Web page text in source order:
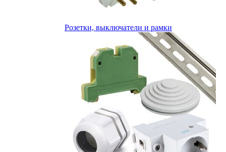
Розетки, выключатели и рамки